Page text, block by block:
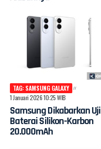
TAG: SAMSUNG GALAXY
1 Januari 2026 10:25 WIB
Samsung Dikabarkan Uji
Baterai Silikon-Karbon
20.000mAh